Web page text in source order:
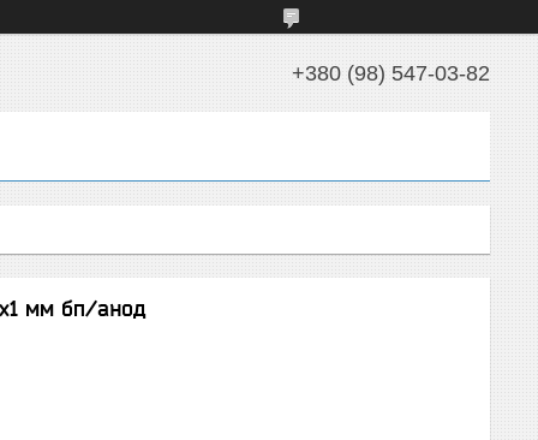
+380 (98) 547-03-82
мм бп/анод